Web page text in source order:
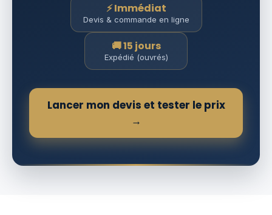
⚡ Immédiat
Devis & commande en ligne
🚚 15 jours
Expédié (ouvrés)
Lancer mon devis et tester le prix
→